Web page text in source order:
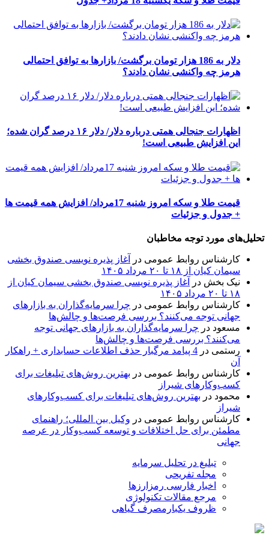
دلار به 186 هزار تومان برگشت/ بازارها به توافق احتمالی
هرمز چه واکنشی نشان دادند؟
اظهارات جنجالی همتی درباره دلار/ دلار ۱۶ درصد گران شده؛
این افزایش طبیعی است!
قیمت طلا و سکه امروز شنبه 17مرداد/ افزایش همه قیمت ها
+ جدول و جزئیات
تحلیل‌های مورد توجه مخاطبان
کارشناس روابط عمومی در
آغاز پذیره نویسی صندوق بخشی
سیمان کیان از ۱۸ تا ۲۰ مرداد ۱۴۰۵
نیک بخش در
آغاز پذیره نویسی صندوق بخشی سیمان کیان از
۱۸ تا ۲۰ مرداد ۱۴۰۵
کارشناس روابط عمومی در چرا سرمایه‌گذاران به بازارهای
جهانی توجه می‌کنند؟ بررسی فرصت‌ها و چالش‌ها
مسعود در چرا سرمایه‌گذاران به بازارهای جهانی توجه
می‌کنند؟ بررسی فرصت‌ها و چالش‌ها
رستمی در
4 پیامد مرگبار حذف اطلاعات حسابداری + راهکار
آن
کارشناس روابط عمومی در بهترین روش‌های تبلیغات برای
کسب‌وکارهای شیراز
محمود در بهترین روش‌های تبلیغات برای کسب‌وکارهای
شیراز
کارشناس روابط عمومی در وکیل بین المللی؛ راهنمای
مطمئن برای حل اختلافات و توسعه کسب‌وکار در عرصه
جهانی
تبلیغ در تحلیل سرمایه
مجله تفریحی
اخبار فارسی رمزارزها
مرجع مقالات تکنولوژی
ظروف یکبارمصرف گیاهی